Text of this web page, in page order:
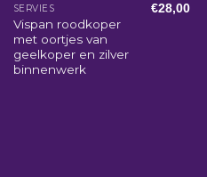
SERVIES
Vispan roodkoper
met oortjes van
geelkoper en zilver
binnenwerk
€28,00